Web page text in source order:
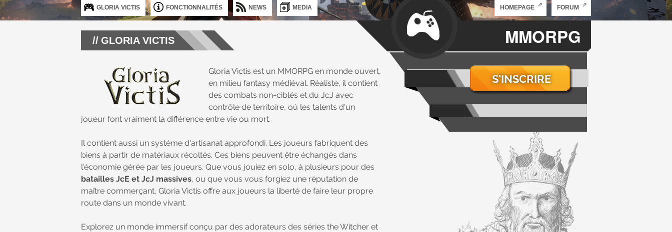
GLORIA VICTIS FONCTIONNALITÉS NEWS MEDIA HOMEPAGE FORUM
MMORPG
S'INSCRIRE
GLORIA VICTIS
Gloria Victis est un MMORPG en monde ouvert,
en milieu fantasy médiéval. Réaliste, il contient
des combats non-ciblés et du JcJ avec
contrôle de territoire, où les talents d'un
joueur font vraiment la différence entre vie ou mort.
Il contient aussi un système d'artisanat approfondi. Les joueurs fabriquent des
biens à partir de matériaux récoltés. Ces biens peuvent être échangés dans
l'économie gérée par les joueurs. Que vous jouiez en solo, à plusieurs pour des
batailles JcE et JcJ massives, ou que vous vous forgiez une réputation de
maître commerçant, Gloria Victis offre aux joueurs la liberté de faire leur propre
route dans un monde vivant.
Explorez un monde immersif conçu par des adorateurs des séries the Witcher et